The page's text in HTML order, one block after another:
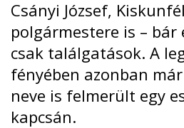
Csányi József,
polgármestere is – bár
csak találgatások. A
fényében azonban
neve is felmerült egy
kapcsán.